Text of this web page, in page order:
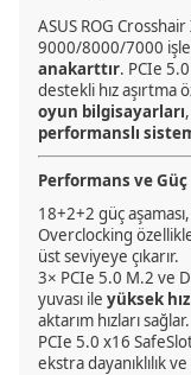
ASUS ROG
9000/8000/7000
anakarttır. PCIe
destekli hız aşırtma
oyun bilgisayarları,
performanslı
Performans ve Güç
18+2+2 güç
Overclocking
üst seviyeye çıkarır.
3× PCIe 5.0 M.2 ve
yuvası ile yüksek
aktarım hızları sağlar.
PCIe 5.0 x16
ekstra dayanıklılık